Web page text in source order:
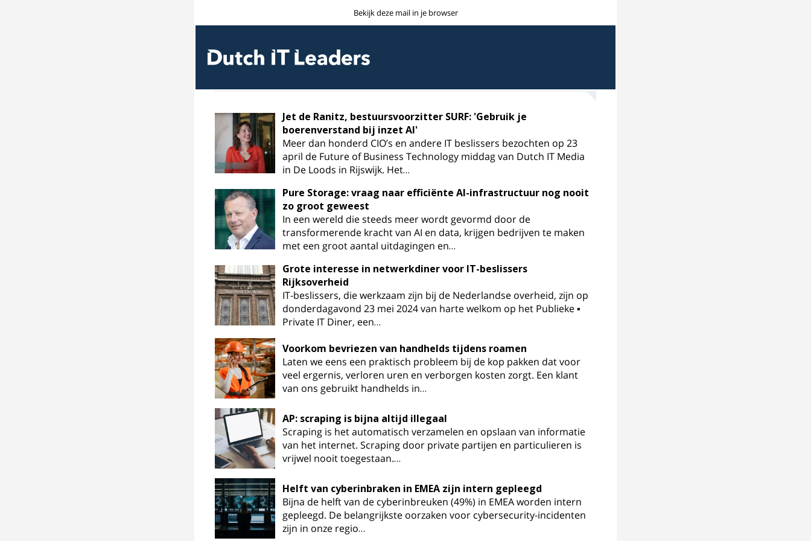
Bekijk deze mail in je browser
Jet de Ranitz, bestuursvoorzitter SURF: 'Gebruik je
boerenverstand bij inzet AI'
Meer dan honderd CIO’s en andere IT beslissers bezochten op 23
april de Future of Business Technology middag van Dutch IT Media
in De Loods in Rijswijk. Het…
Pure Storage: vraag naar efficiënte AI-infrastructuur nog nooit
zo groot geweest
In een wereld die steeds meer wordt gevormd door de
transformerende kracht van AI en data, krijgen bedrijven te maken
met een groot aantal uitdagingen en…
Grote interesse in netwerkdiner voor IT-beslissers
Rijksoverheid
IT-beslissers, die werkzaam zijn bij de Nederlandse overheid, zijn op
donderdagavond 23 mei 2024 van harte welkom op het Publieke ▪
Private IT Diner, een…
Voorkom bevriezen van handhelds tijdens roamen
Laten we eens een praktisch probleem bij de kop pakken dat voor
veel ergernis, verloren uren en verborgen kosten zorgt. Een klant
van ons gebruikt handhelds in…
AP: scraping is bijna altijd illegaal
Scraping is het automatisch verzamelen en opslaan van informatie
van het internet. Scraping door private partijen en particulieren is
vrijwel nooit toegestaan.…
Helft van cyberinbraken in EMEA zijn intern gepleegd
Bijna de helft van de cyberinbreuken (49%) in EMEA worden intern
gepleegd. De belangrijkste oorzaken voor cybersecurity-incidenten
zijn in onze regio…